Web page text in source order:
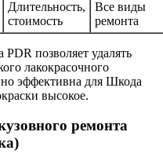
Длительность,
стоимость
Все виды
ремонта
PDR позволяет удалять
лакокрасочного
эффективна для Шкода
высокое.
ремонта